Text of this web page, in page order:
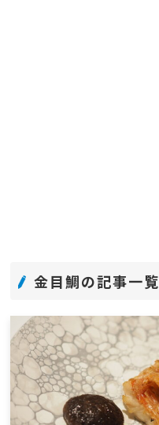
金目鯛の記事一覧